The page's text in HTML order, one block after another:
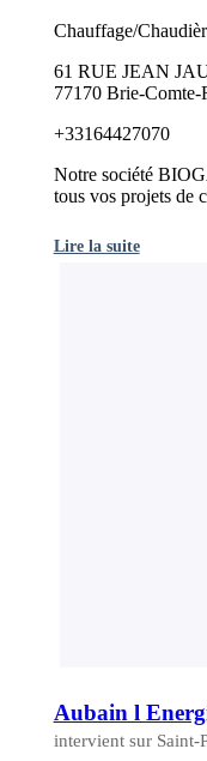
Chauffage/
61 RUE JEAN
77170 Brie-Comte-
+33164427070
Notre société
tous vos projets de
Lire la suite
Aubain l
intervient sur Saint-